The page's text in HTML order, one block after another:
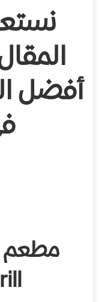
أفضل
مطعم